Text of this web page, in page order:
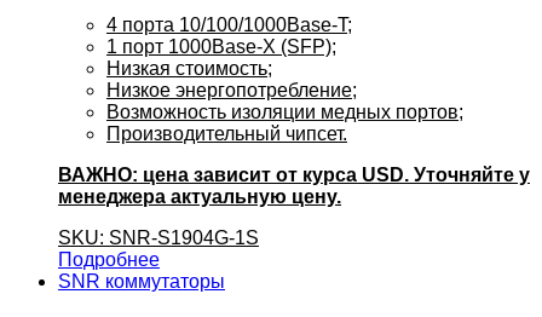
4 порта 10/100/1000Base-T;
1 порт 1000Base-X (SFP);
Низкая стоимость;
Низкое энергопотребление;
Возможность изоляции медных портов;
Производительный чипсет.
ВАЖНО: цена зависит от курса USD. Уточняйте у
менеджера актуальную цену.
SKU: SNR-S1904G-1S
Подробнее
SNR коммутаторы